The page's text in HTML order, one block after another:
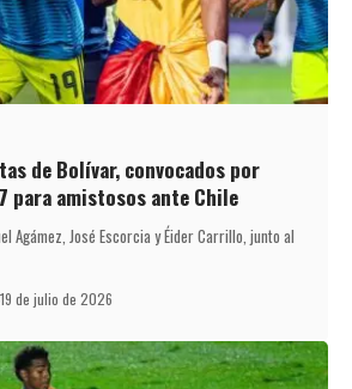
de Bolívar, convocados por
para amistosos ante Chile
Agámez, José Escorcia y Éider Carrillo, junto al
19 de julio de 2026